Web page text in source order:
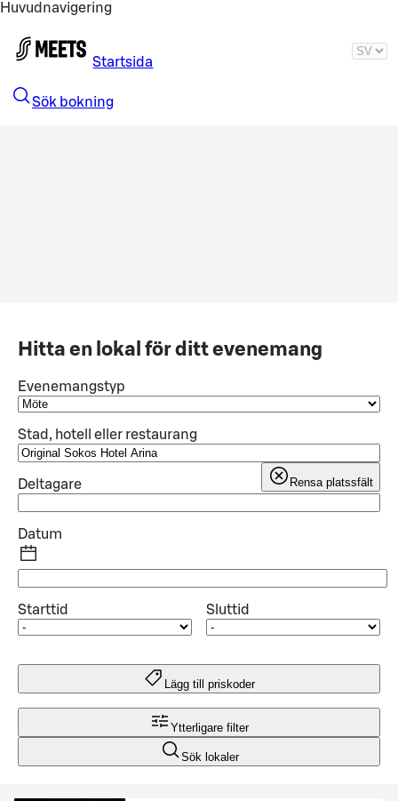
Huvudnavigering
Startsida
Sök bokning
Hitta en lokal för ditt evenemang
Evenemangstyp
Stad, hotell eller restaurang
Rensa platssfält
Deltagare
Datum
Starttid Sluttid
Lägg till priskoder
Ytterligare filter
Sök lokaler